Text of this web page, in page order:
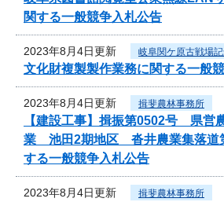
関する一般競争入札公告
2023年8月4日更新 岐阜関ケ原古戦場
文化財複製製作業務に関する一般
2023年8月4日更新 揖斐農林事務所
【建設工事】揖振第0502号 県営
業 池田2期地区 沓井農業集落
する一般競争入札公告
2023年8月4日更新 揖斐農林事務所